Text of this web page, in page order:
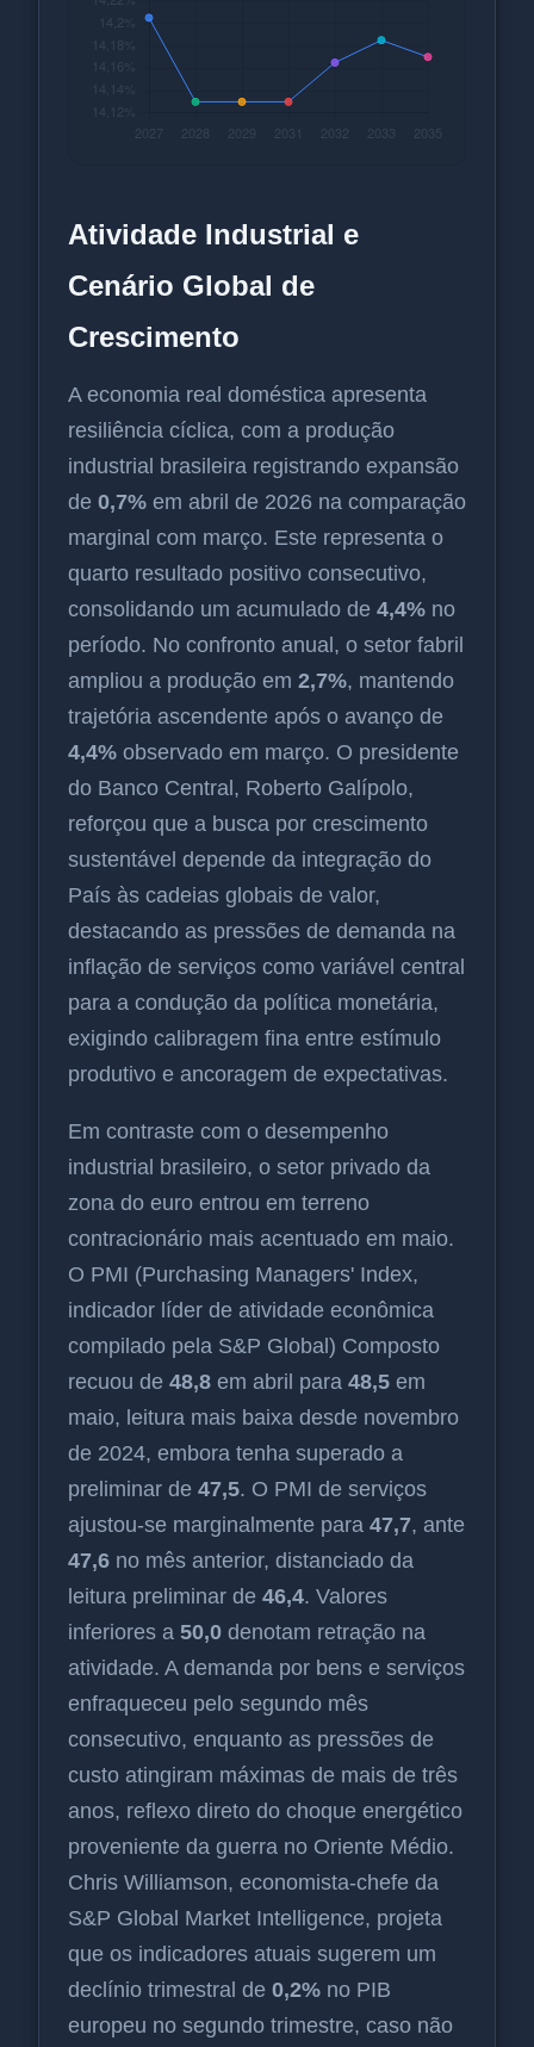
Atividade Industrial e
Cenário Global de
Crescimento
A economia real doméstica apresenta
resiliência cíclica, com a produção
industrial brasileira registrando expansão
de 0,7% em abril de 2026 na comparação
marginal com março. Este representa o
quarto resultado positivo consecutivo,
consolidando um acumulado de 4,4% no
período. No confronto anual, o setor fabril
ampliou a produção em 2,7%, mantendo
trajetória ascendente após o avanço de
4,4% observado em março. O presidente
do Banco Central, Roberto Galípolo,
reforçou que a busca por crescimento
sustentável depende da integração do
País às cadeias globais de valor,
destacando as pressões de demanda na
inflação de serviços como variável central
para a condução da política monetária,
exigindo calibragem fina entre estímulo
produtivo e ancoragem de expectativas.
Em contraste com o desempenho
industrial brasileiro, o setor privado da
zona do euro entrou em terreno
contracionário mais acentuado em maio.
O PMI (Purchasing Managers' Index,
indicador líder de atividade econômica
compilado pela S&P Global) Composto
recuou de 48,8 em abril para 48,5 em
maio, leitura mais baixa desde novembro
de 2024, embora tenha superado a
preliminar de 47,5. O PMI de serviços
ajustou-se marginalmente para 47,7, ante
47,6 no mês anterior, distanciado da
leitura preliminar de 46,4. Valores
inferiores a 50,0 denotam retração na
atividade. A demanda por bens e serviços
enfraqueceu pelo segundo mês
consecutivo, enquanto as pressões de
custo atingiram máximas de mais de três
anos, reflexo direto do choque energético
proveniente da guerra no Oriente Médio.
Chris Williamson, economista-chefe da
S&P Global Market Intelligence, projeta
que os indicadores atuais sugerem um
declínio trimestral de 0,2% no PIB
europeu no segundo trimestre, caso não